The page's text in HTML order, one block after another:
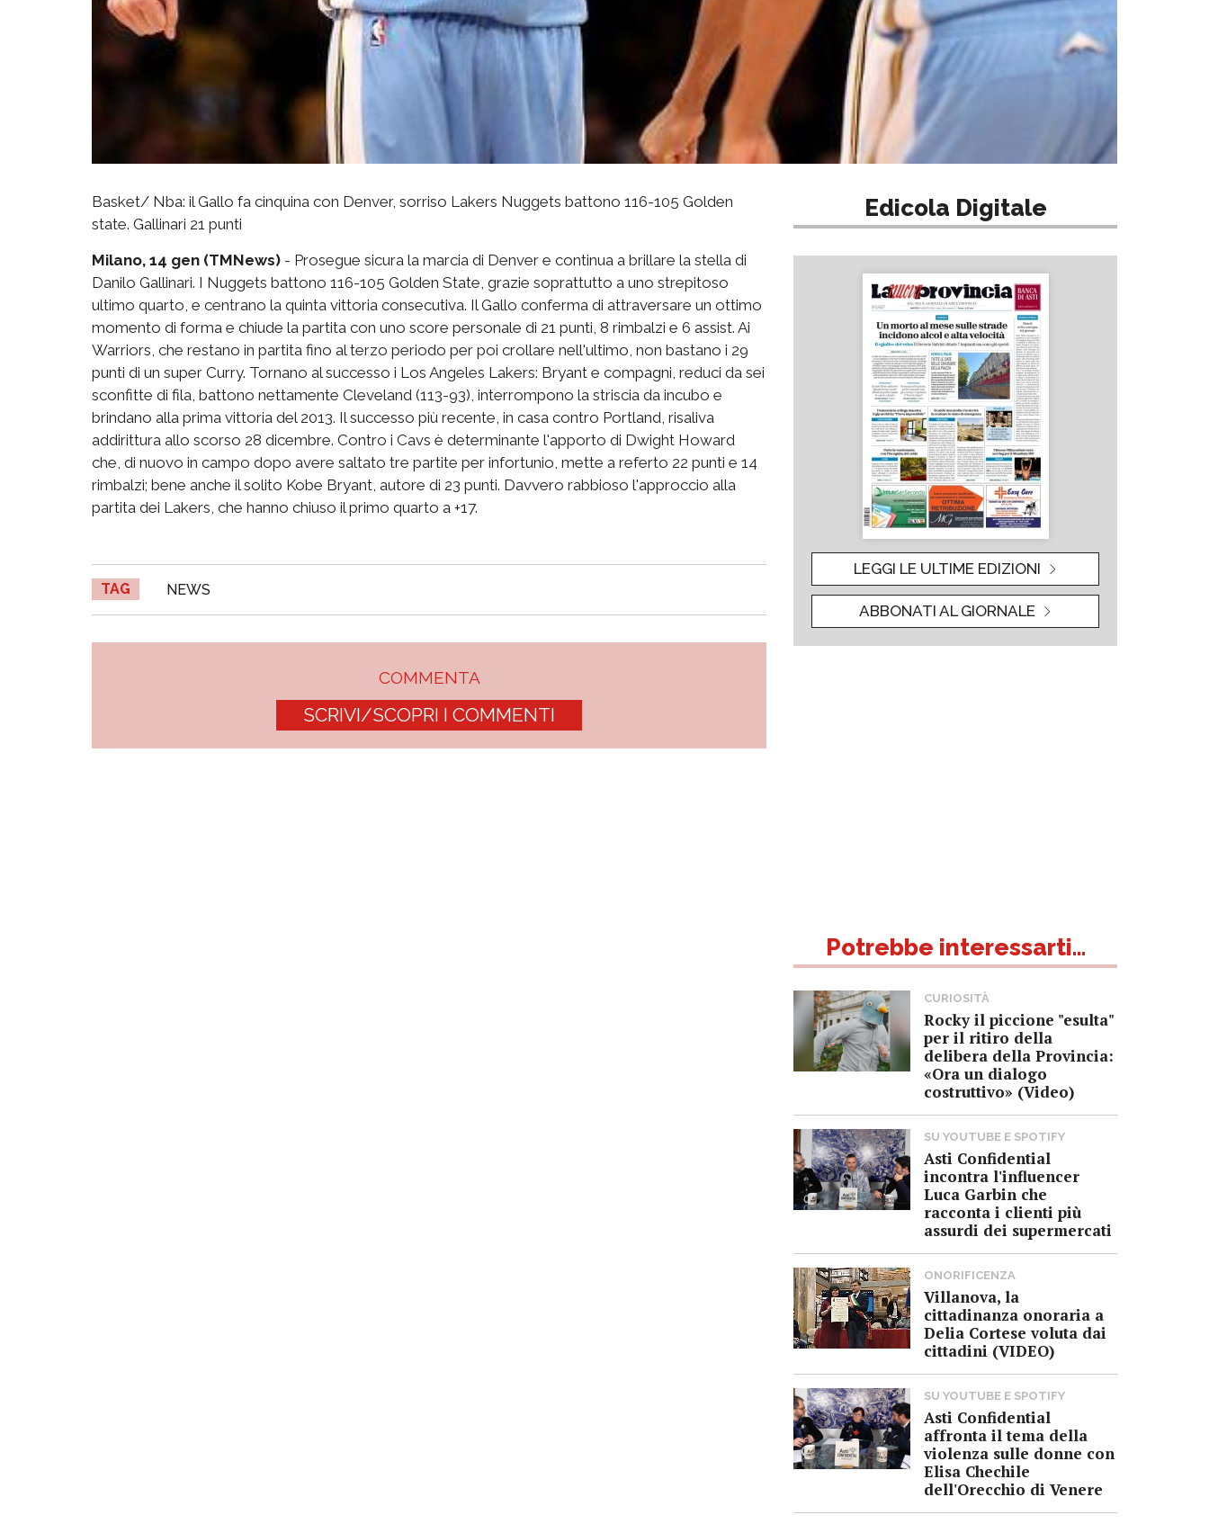
Basket/ Nba: il Gallo fa cinquina con Denver, sorriso Lakers Nuggets battono 116-105 Golden
state. Gallinari 21 punti
Milano, 14 gen (TMNews) - Prosegue sicura la marcia di Denver e continua a brillare la stella di
Danilo Gallinari. I Nuggets battono 116-105 Golden State, grazie soprattutto a uno strepitoso
ultimo quarto, e centrano la quinta vittoria consecutiva. Il Gallo conferma di attraversare un ottimo
momento di forma e chiude la partita con uno score personale di 21 punti, 8 rimbalzi e 6 assist. Ai
Warriors, che restano in partita fino al terzo periodo per poi crollare nell'ultimo, non bastano i 29
punti di un super Curry. Tornano al successo i Los Angeles Lakers: Bryant e compagni, reduci da sei
sconfitte di fila, battono nettamente Cleveland (113-93), interrompono la striscia da incubo e
brindano alla prima vittoria del 2013. Il successo più recente, in casa contro Portland, risaliva
addirittura allo scorso 28 dicembre. Contro i Cavs è determinante l'apporto di Dwight Howard
che, di nuovo in campo dopo avere saltato tre partite per infortunio, mette a referto 22 punti e 14
rimbalzi; bene anche il solito Kobe Bryant, autore di 23 punti. Davvero rabbioso l'approccio alla
partita dei Lakers, che hanno chiuso il primo quarto a +17.
TAG NEWS
COMMENTA
SCRIVI/SCOPRI I COMMENTI
Edicola Digitale
LEGGI LE ULTIME EDIZIONI
ABBONATI AL GIORNALE
Potrebbe interessarti...
CURIOSITÀ
Rocky il piccione "esulta"
per il ritiro della
delibera della Provincia:
«Ora un dialogo
costruttivo» (Video)
SU YOUTUBE E SPOTIFY
Asti Confidential
incontra l'influencer
Luca Garbin che
racconta i clienti più
assurdi dei supermercati
ONORIFICENZA
Villanova, la
cittadinanza onoraria a
Delia Cortese voluta dai
cittadini (VIDEO)
SU YOUTUBE E SPOTIFY
Asti Confidential
affronta il tema della
violenza sulle donne con
Elisa Chechile
dell'Orecchio di Venere